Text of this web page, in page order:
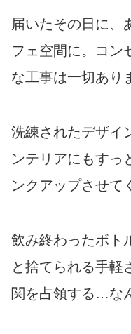
届いたその日に、
フェ空間に。コン
な工事は一切あり
洗練されたデザイ
ンテリアにもすっ
ンクアップさせて
飲み終わったボト
と捨てられる手軽
関を占領する…な